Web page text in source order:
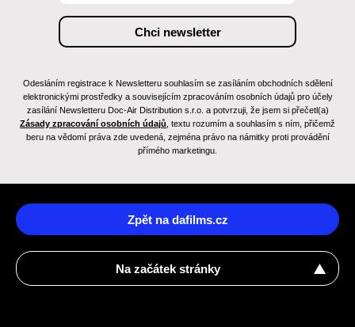
Odesláním registrace k Newsletteru souhlasím se zasíláním obchodních sdělení
elektronickými prostředky a souvisejícím zpracováním osobních údajů pro účely
zasílání Newsletteru Doc-Air Distribution s.r.o. a potvrzuji, že jsem si přečetl(a)
Zásady zpracování osobních údajů , textu rozumím a souhlasím s ním, přičemž
beru na vědomí práva zde uvedená, zejména právo na námitky proti provádění
přímého marketingu.
Zpět na dafilms.cz
Na začátek stránky